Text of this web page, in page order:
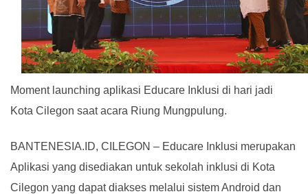
Dindikbud
Launching
Aplikasi
Educare
Inklusi
Moment launching aplikasi Educare Inklusi di hari jadi
Kota Cilegon saat acara Riung Mungpulung.
BANTENESIA.ID, CILEGON – Educare Inklusi merupakan
Aplikasi yang disediakan untuk sekolah inklusi di Kota
Cilegon yang dapat diakses melalui sistem Android dan